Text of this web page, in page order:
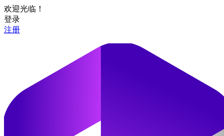
欢迎光临！
登录
注册